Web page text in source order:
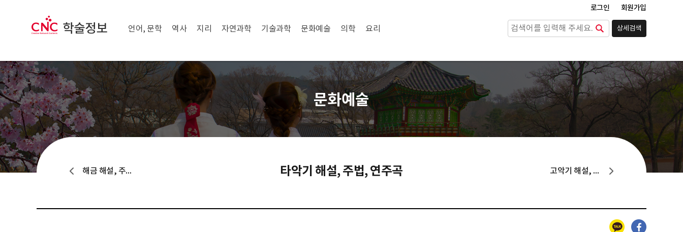
메뉴 열기
로그인 회원가입
언어, 문학 역사 지리 자연과학 기술과학 문화예술 의학 요리 검색 상세검색
문화예술
타악기 해설, 주법, 연주곡
해금 해설, 주법, 연주곡 고악기 해설, 주법, 연주곡
카카오톡 페이스북